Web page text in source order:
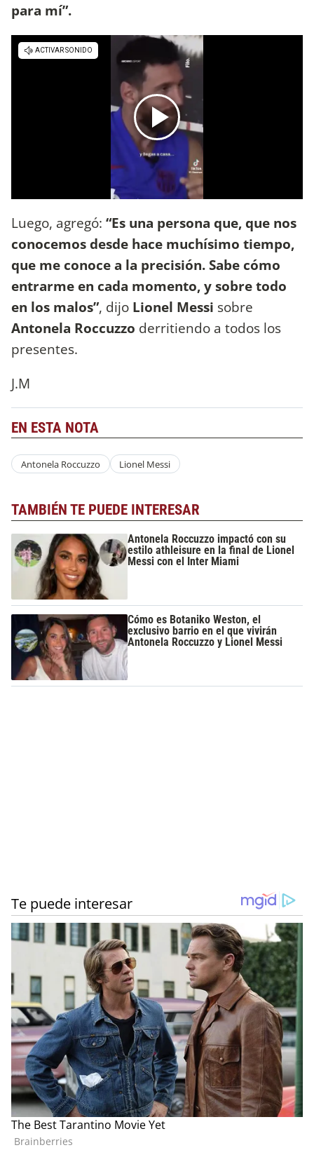
para mí”.
Luego, agregó: “Es una persona que, que nos
conocemos desde hace muchísimo tiempo,
que me conoce a la precisión. Sabe cómo
entrarme en cada momento, y sobre todo
en los malos”, dijo Lionel Messi sobre
Antonela Roccuzzo derritiendo a todos los
presentes.
J.M
EN ESTA NOTA
Antonela Roccuzzo Lionel Messi
TAMBIÉN TE PUEDE INTERESAR
Antonela Roccuzzo impactó con su
estilo athleisure en la final de Lionel
Messi con el Inter Miami
Cómo es Botaniko Weston, el
exclusivo barrio en el que vivirán
Antonela Roccuzzo y Lionel Messi